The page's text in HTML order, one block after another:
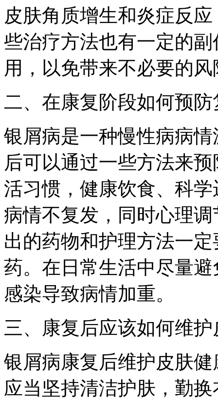
皮肤角质增生和炎症反
些治疗方法也有一定的
用，以免带来不必要的风
二、在康复阶段如何预防
银屑病是一种慢性病病
后可以通过一些方法来
活习惯，健康饮食、科
病情不复发，同时心理
出的药物和护理方法一
药。在日常生活中尽量
感染导致病情加重。
三、康复后应该如何维
银屑病康复后维护皮肤
应当坚持清洁护肤，勤